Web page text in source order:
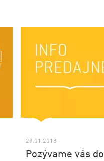
29.01.2018
Pozývame vás do